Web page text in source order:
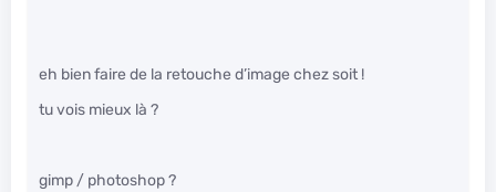
eh bien faire de la retouche d’image chez soit !
tu vois mieux là ?
gimp / photoshop ?